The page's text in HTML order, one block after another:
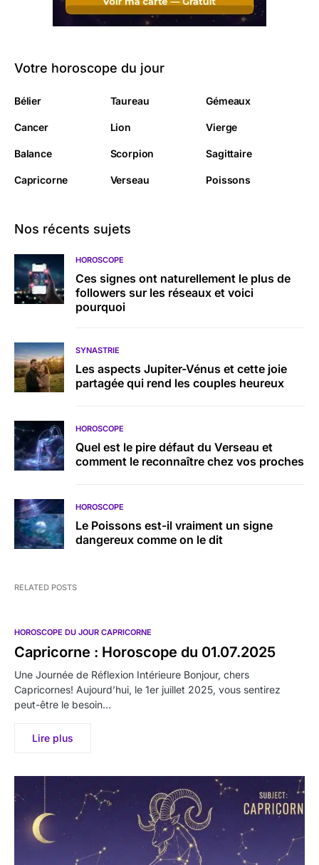
Votre horoscope du jour
Bélier Taureau Gémeaux
Cancer Lion Vierge
Balance Scorpion Sagittaire
Capricorne Verseau Poissons
Nos récents sujets
HOROSCOPE
Ces signes ont naturellement le plus de
followers sur les réseaux et voici
pourquoi
SYNASTRIE
Les aspects Jupiter-Vénus et cette joie
partagée qui rend les couples heureux
HOROSCOPE
Quel est le pire défaut du Verseau et
comment le reconnaître chez vos proches
HOROSCOPE
Le Poissons est-il vraiment un signe
dangereux comme on le dit
RELATED POSTS
HOROSCOPE DU JOUR CAPRICORNE
Capricorne : Horoscope du 01.07.2025
Une Journée de Réflexion Intérieure Bonjour, chers
Capricornes! Aujourd’hui, le 1er juillet 2025, vous sentirez
peut-être le besoin…
Lire plus